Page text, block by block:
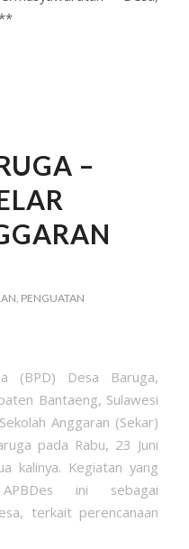
–
, PENGUATAN
(BPD) Desa Baruga,
Bantaeng, Sulawesi
Anggaran (Sekar)
pada Rabu, 23 Juni
kalinya. Kegiatan yang
APBDes ini sebagai
terkait perencanaan